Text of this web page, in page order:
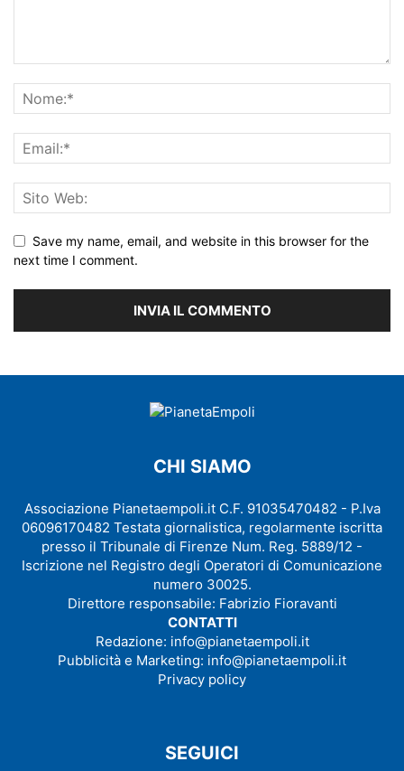
Save my name, email, and website in this browser for the
next time I comment.
CHI SIAMO
Associazione Pianetaempoli.it C.F. 91035470482 - P.Iva
06096170482 Testata giornalistica, regolarmente iscritta
presso il Tribunale di Firenze Num. Reg. 5889/12 -
Iscrizione nel Registro degli Operatori di Comunicazione
numero 30025.
Direttore responsabile: Fabrizio Fioravanti
CONTATTI
Redazione: info@pianetaempoli.it
Pubblicità e Marketing: info@pianetaempoli.it
Privacy policy
SEGUICI